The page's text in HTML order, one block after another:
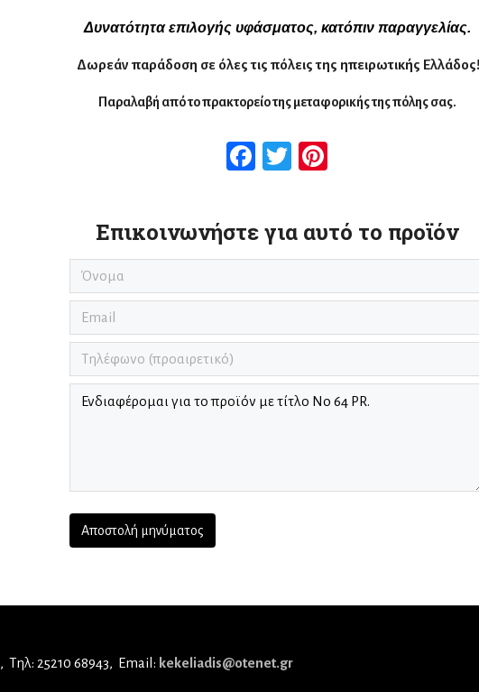
Δυνατότητα επιλογής υφάσματος, κατόπιν παραγγελίας.
Δωρεάν παράδοση σε όλες τις πόλεις της ηπειρωτικής Ελλάδος!
Παραλαβή από το πρακτορείο της μεταφορικής της πόλης σας.
Facebook
Twitter
Επικοινωνήστε για αυτό το προϊόν
Τηλ: 25210 68943 Email: kekeliadis@otenet.gr